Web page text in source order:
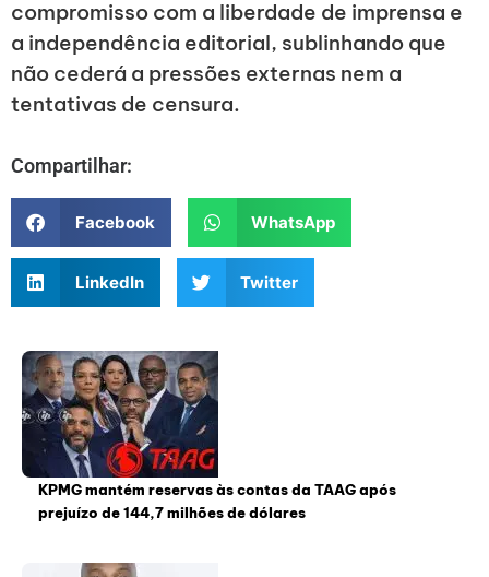
compromisso com a liberdade de imprensa e
a independência editorial, sublinhando que
não cederá a pressões externas nem a
tentativas de censura.
Compartilhar:
Facebook WhatsApp
LinkedIn Twitter
KPMG mantém reservas às contas da TAAG após
prejuízo de 144,7 milhões de dólares